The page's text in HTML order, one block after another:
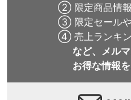
② 限定商品情報
③ 限定セール
④ 売上ランキ
など、メル
お得な情報